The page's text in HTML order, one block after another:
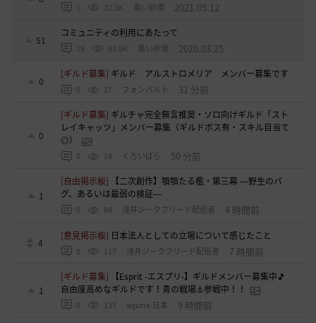
1 32.3K 黒い砂漠 2021.05.12
51
コミュニティの利用にあたって
18 47.8K 黒い砂漠 2020.03.25
0
[ギルド募集] ギルド アルストロメリア メンバー募集です
0 17 フォンバルト 31 分前
0
[ギルド募集] ギルチャ完全無言推奨・ソロ向けギルド「スト
レイキャッツ」メンバー募集（ギルドボス有・スキル目当て
◎）
0 19 くろいばら 50 分前
1
[自由掲示板]
【二次創作】顎顎たる檻・第三幕 ―野生のバ
グ、あるいは最弱の検証―
0 94 浅井ジークフリード配信者 4 時間前
4
[意見掲示板] 日本法人としての立場について感じたこと
0 117 浅井ジークフリード配信者 7 時間前
1
[ギルド募集]
【Esprit -エスプリ-】ギルドメンバー募集中🎵
自由度高めなギルドです！青の戦場⚓参戦中！！
0 137 aquria-日本 9 時間前